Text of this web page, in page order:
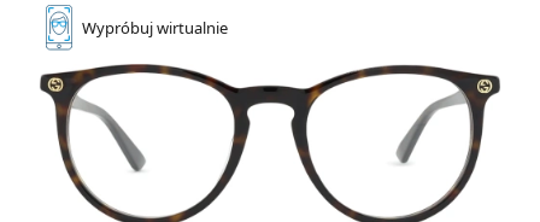
Wypróbujwirtualnie